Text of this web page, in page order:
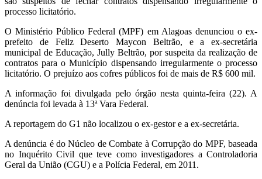
processo licitatório.
O Ministério Público Federal (MPF) em Alagoas denunciou o ex-
prefeito de Feliz Deserto Maycon Beltrão, e a ex-secretária
municipal de Educação, Jully Beltrão, por suspeita da realização de
contratos para o Município dispensando irregularmente o processo
licitatório. O prejuízo aos cofres públicos foi de mais de R$ 600 mil.
A informação foi divulgada pelo órgão nesta quinta-feira (22). A
denúncia foi levada à 13ª Vara Federal.
A reportagem do G1 não localizou o ex-gestor e a ex-secretária.
A denúncia é do Núcleo de Combate à Corrupção do MPF, baseada
no Inquérito Civil que teve como investigadores a Controladoria
Geral da União (CGU) e a Polícia Federal, em 2011.